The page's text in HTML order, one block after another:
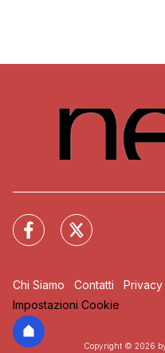
Chi Siamo Contatti
Impostazioni Cookie
Copyright © 2026